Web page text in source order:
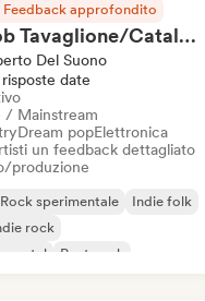
Feedback approfondito
Rob Tavaglione/Catalyst Recording
Del Suono
date
/ Mainstream
Dream popElettronica
un feedback dettagliato
produzione
Rock sperimentale
Indie folk
rock
metal
Post punk